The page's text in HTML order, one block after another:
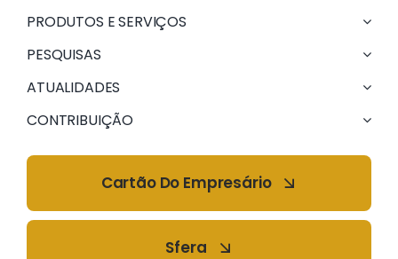
PRODUTOS E SERVIÇOS
PESQUISAS
ATUALIDADES
CONTRIBUIÇÃO
Cartão Do Empresário
Sfera